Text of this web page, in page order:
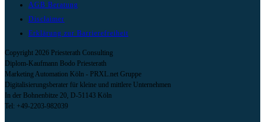
AGB Beratung
Disclaimer
Erklärung zur Barrierefreiheit
Copyright 2026 Priesterath Consulting
Diplom-Kaufmann Bodo Priesterath
Marketing Automation Köln - PRXL.net Gruppe
Digitalisierungsberater für kleine und mittlere Unternehmen
In der Bohnenbitze 20, D-51143 Köln
Tel: +49-2203-982039